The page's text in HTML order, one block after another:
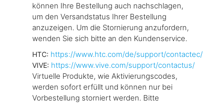
können Ihre Bestellung auch nachschlagen,
um den Versandstatus Ihrer Bestellung
anzuzeigen. Um die Stornierung anzufordern,
wenden Sie sich bitte an den Kundenservice.
HTC: https://www.htc.com/de/support/contactec/
VIVE: https://www.vive.com/support/contactus/
Virtuelle Produkte, wie Aktivierungscodes,
werden sofort erfüllt und können nur bei
Vorbestellung storniert werden. Bitte